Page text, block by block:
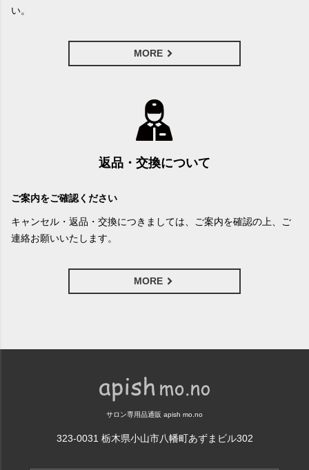
い。
MORE
返品・交換について
ご案内をご確認ください
キャンセル・返品・交換につきましては、ご案内を確認の上、ご
連絡お願いいたします。
MORE
サロン専用品通販 apish mo.no
323-0031 栃木県小山市八幡町あずまビル302